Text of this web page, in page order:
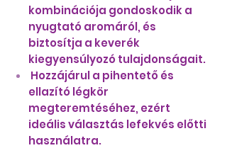
kombinációja gondoskodik a
nyugtató aromáról, és
biztosítja a keverék
kiegyensúlyozó tulajdonságait.
Hozzájárul a pihentető és
ellazító légkör
megteremtéséhez, ezért
ideális választás lefekvés előtti
használatra.